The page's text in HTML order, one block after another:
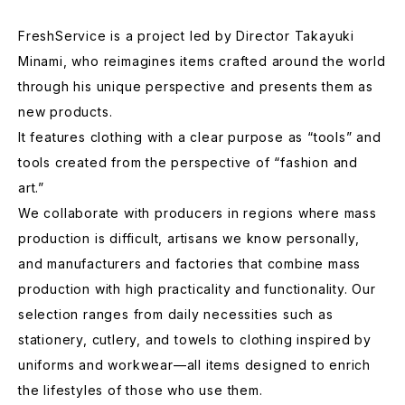
FreshService is a project led by Director Takayuki
Minami, who reimagines items crafted around the world
through his unique perspective and presents them as
new products.
It features clothing with a clear purpose as “tools” and
tools created from the perspective of “fashion and
art.”
We collaborate with producers in regions where mass
production is difficult, artisans we know personally,
and manufacturers and factories that combine mass
production with high practicality and functionality. Our
selection ranges from daily necessities such as
stationery, cutlery, and towels to clothing inspired by
uniforms and workwear—all items designed to enrich
the lifestyles of those who use them.